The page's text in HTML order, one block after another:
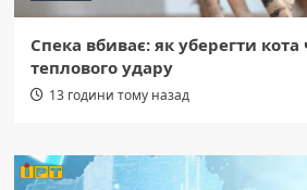
Спека вбиває: як уберегти кота
теплового удару
13 години тому назад